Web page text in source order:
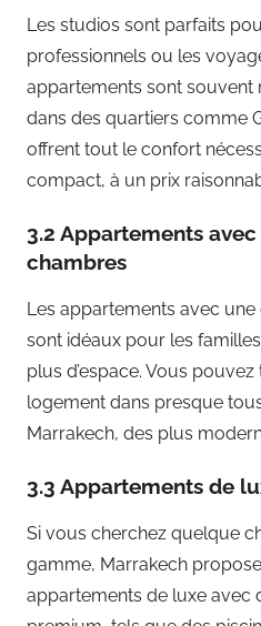
Les studios sont parfaits
professionnels ou les
appartements sont souvent
dans des quartiers comme
offrent tout le confort
compact, à un prix
3.2 Appartements
chambres
Les appartements avec
sont idéaux pour les
plus d’espace. Vous
logement dans presque
Marrakech, des plus
3.3 Appartements de
Si vous cherchez quelque
gamme, Marrakech
appartements de luxe avec